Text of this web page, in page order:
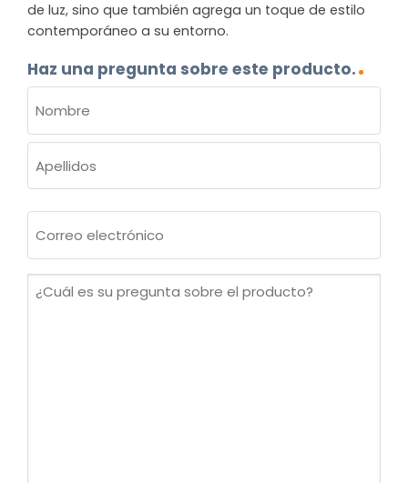
de luz, sino que también agrega un toque de estilo
contemporáneo a su entorno.
Haz una pregunta sobre este producto.
(OBLIGATORIO)
Nombre
electrónico
¿Cuál